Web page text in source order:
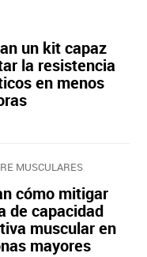
un kit capaz
la resistencia
en menos
MUSCULARES
cómo mitigar
de capacidad
muscular en
mayores